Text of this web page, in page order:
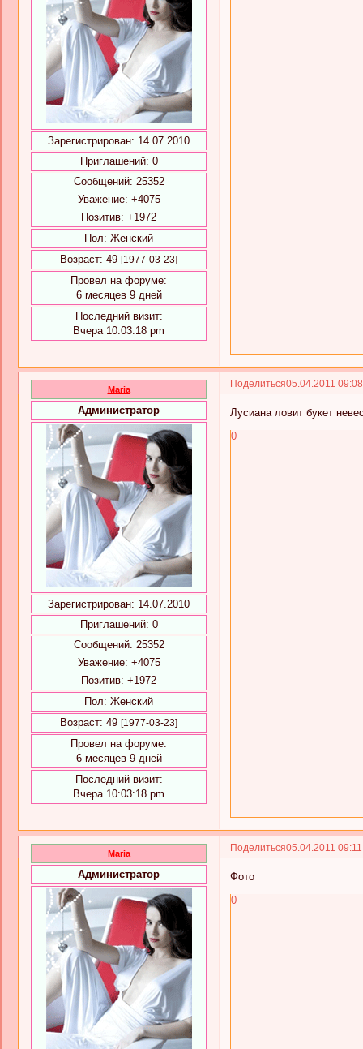
Зарегистрирован: 14.07.2010
Приглашений: 0
Сообщений: 25352
Уважение: +4075
Позитив: +1972
Пол: Женский
Возраст: 49 [1977-03-23]
Провел на форуме:
6 месяцев 9 дней
Последний визит:
Вчера 10:03:18 pm
Поделиться05.04.2011
Maria
Администратор
Зарегистрирован: 14.07.2010
Приглашений: 0
Сообщений: 25352
Уважение: +4075
Позитив: +1972
Пол: Женский
Возраст: 49 [1977-03-23]
Провел на форуме:
6 месяцев 9 дней
Последний визит:
Вчера 10:03:18 pm
Лусиана ловит букет
0
Поделиться05.04.2011
Maria
Администратор
Фото
0